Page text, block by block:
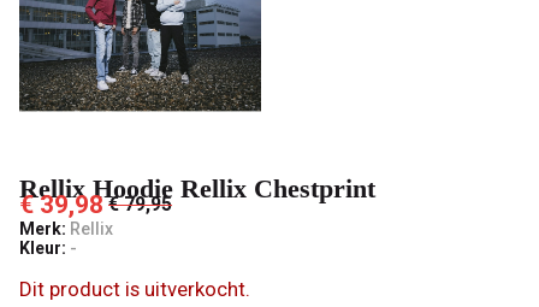
Rellix Hoodie Rellix Chestprint
€ 39,98 € 79,95
Merk: Rellix
Kleur: -
Dit product is uitverkocht.